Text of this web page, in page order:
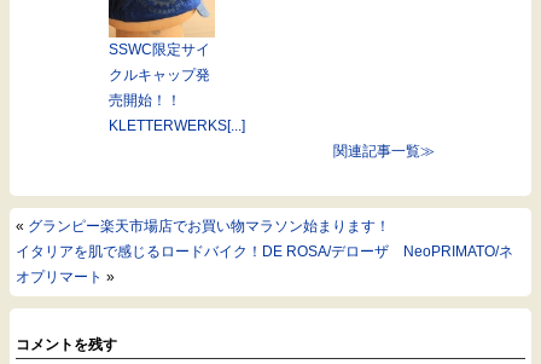
SSWC限定サイ
クルキャップ発
売開始！！
KLETTERWERKS[...]
関連記事一覧≫
« グランピー楽天市場店でお買い物マラソン始まります！
イタリアを肌で感じるロードバイク！DE ROSA/デローザ NeoPRIMATO/ネ
オプリマート »
コメントを残す